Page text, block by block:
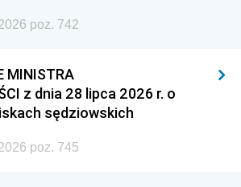
poz. 742
MINISTRA
z dnia 28 lipca 2026 r. o
sędziowskich
poz. 745